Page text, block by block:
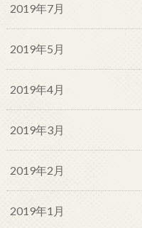
2019年7月
2019年5月
2019年4月
2019年3月
2019年2月
2019年1月